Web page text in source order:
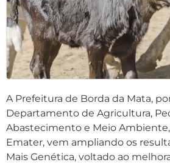
A Prefeitura de Borda da Mata,
Departamento de Agricultura,
Abastecimento e Meio
Emater, vem ampliando os
Mais Genética, voltado ao